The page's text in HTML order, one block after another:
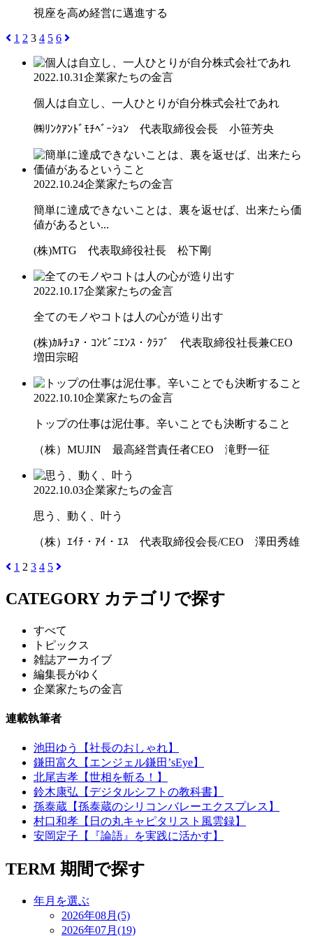
視座を高め経営に邁進する
1 2 3 4 5 6
2022.10.31企業家たちの金言
個人は自立し、一人ひとりが自分株式会社であれ
㈱ﾘﾝｸｱﾝﾄﾞﾓﾁﾍﾞｰｼｮﾝ 代表取締役会長 小笹芳央
2022.10.24企業家たちの金言
簡単に達成できないことは、裏を返せば、出来たら価
値があるとい...
(株)MTG 代表取締役社長 松下剛
2022.10.17企業家たちの金言
全てのモノやコトは人の心が造り出す
(株)ｶﾙﾁｭｱ・ｺﾝﾋﾞﾆｴﾝｽ・ｸﾗﾌﾞ 代表取締役社長兼CEO
増田宗昭
2022.10.10企業家たちの金言
トップの仕事は泥仕事。辛いことでも決断すること
（株）MUJIN 最高経営責任者CEO 滝野一征
2022.10.03企業家たちの金言
思う、動く、叶う
（株）ｴｲﾁ・ｱｲ・ｴｽ 代表取締役会長/CEO 澤田秀雄
1 2 3 4 5
CATEGORY カテゴリで探す
すべて
トピックス
雑誌アーカイブ
編集長がゆく
企業家たちの金言
連載執筆者
池田ゆう【社長のおしゃれ】
鎌田富久【エンジェル鎌田’sEye】
北尾吉孝【世相を斬る！】
鈴木康弘【デジタルシフトの教科書】
孫泰蔵【孫泰蔵のシリコンバレーエクスプレス】
村口和孝【日の丸キャピタリスト風雲録】
安岡定子【『論語』を実践に活かす】
TERM 期間で探す
年月を選ぶ
2026年08月(5)
2026年07月(19)